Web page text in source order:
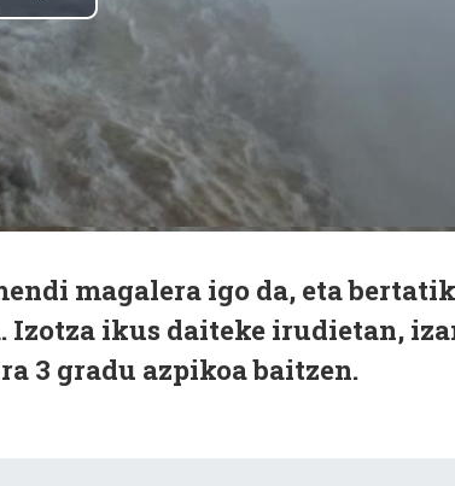
magalera igo da, eta bertatik
Izotza ikus daiteke irudietan,
3 gradu azpikoa baitzen.